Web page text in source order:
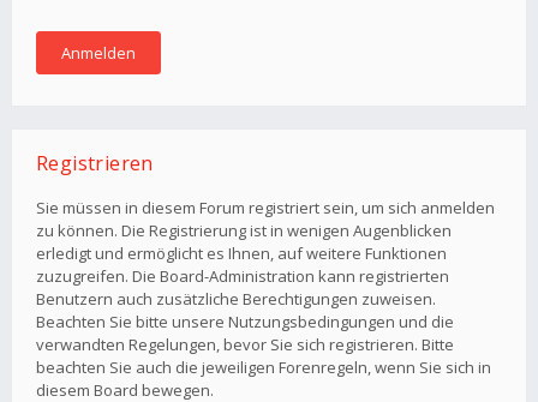
Registrieren
Sie müssen in diesem Forum registriert sein, um sich anmelden
zu können. Die Registrierung ist in wenigen Augenblicken
erledigt und ermöglicht es Ihnen, auf weitere Funktionen
zuzugreifen. Die Board-Administration kann registrierten
Benutzern auch zusätzliche Berechtigungen zuweisen.
Beachten Sie bitte unsere Nutzungsbedingungen und die
verwandten Regelungen, bevor Sie sich registrieren. Bitte
beachten Sie auch die jeweiligen Forenregeln, wenn Sie sich in
diesem Board bewegen.